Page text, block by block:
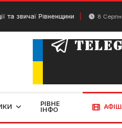
Рівненщини 8 Серпня, 2024
РІВНЕ
ІНФО